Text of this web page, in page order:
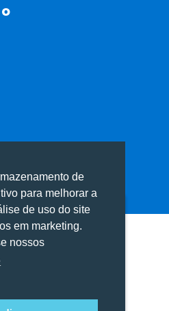
melhor
analisar
site e
melhor
analisar
site e
porApiki WordPress
de
para melhorar a
de uso do site
em marketing.
nossos